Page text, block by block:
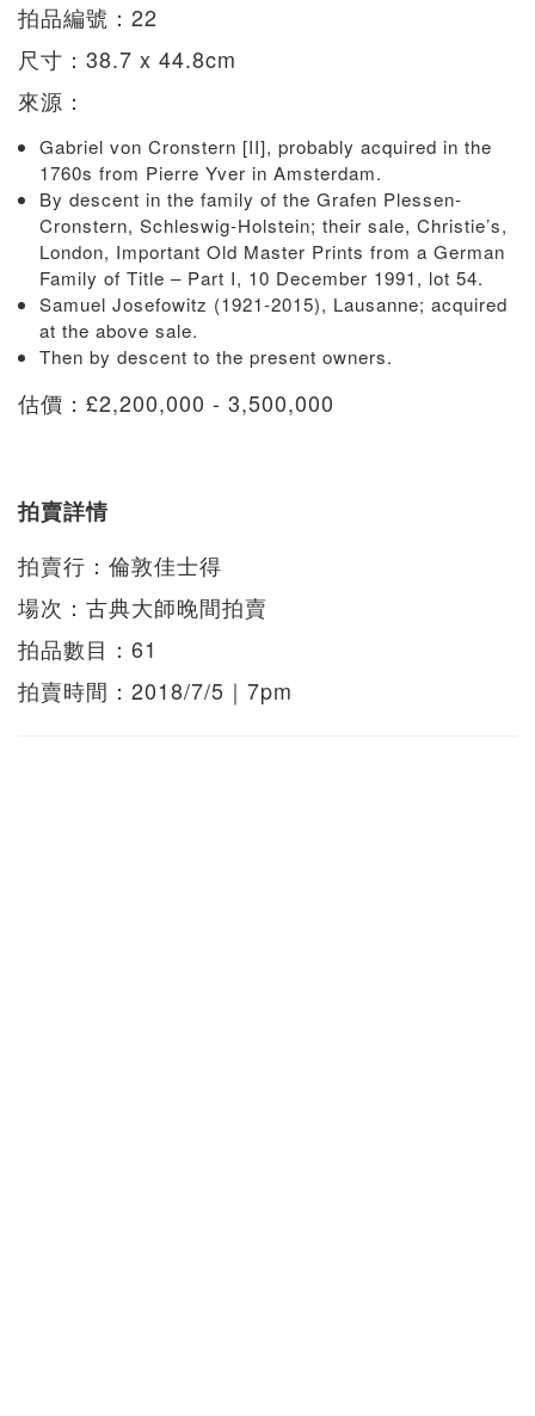
拍品編號：22
尺寸：38.7 x 44.8cm
來源：
Gabriel von Cronstern [II], probably acquired in the
1760s from Pierre Yver in Amsterdam.
By descent in the family of the Grafen Plessen-
Cronstern, Schleswig-Holstein; their sale, Christie’s,
London, Important Old Master Prints from a German
Family of Title – Part I, 10 December 1991, lot 54.
Samuel Josefowitz (1921-2015), Lausanne; acquired
at the above sale.
Then by descent to the present owners.
估價：£2,200,000 - 3,500,000
拍賣詳情
拍賣行：倫敦佳士得
場次：古典大師晚間拍賣
拍品數目：61
拍賣時間：2018/7/5｜7pm